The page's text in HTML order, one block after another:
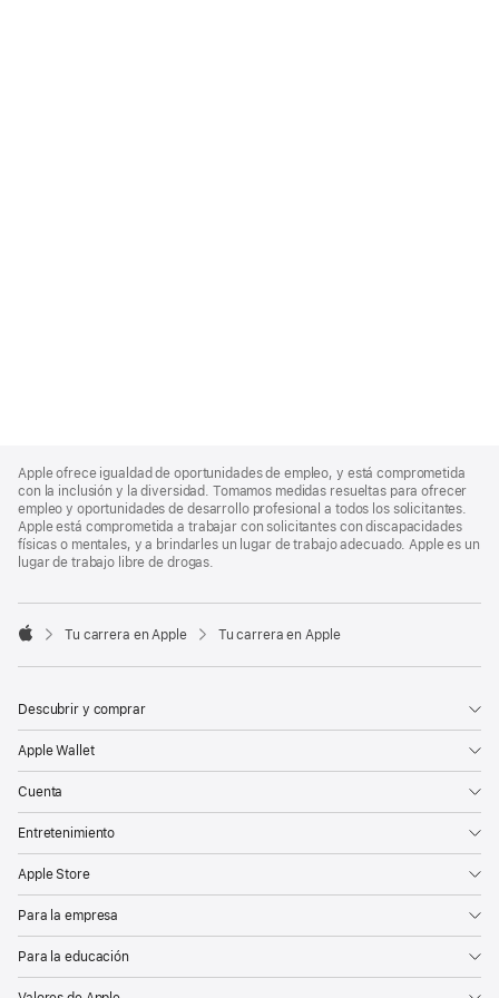
Footer
Apple ofrece igualdad de oportunidades de empleo, y está comprometida
con la inclusión y la diversidad. Tomamos medidas resueltas para ofrecer
empleo y oportunidades de desarrollo profesional a todos los solicitantes.
Apple está comprometida a trabajar con solicitantes con discapacidades
físicas o mentales, y a brindarles un lugar de trabajo adecuado. Apple es un
lugar de trabajo libre de drogas.

Tu carrera en Apple Tu carrera en Apple
Descubrir y comprar
Apple Wallet
Cuenta
Entretenimiento
Apple Store
Para la empresa
Para la educación